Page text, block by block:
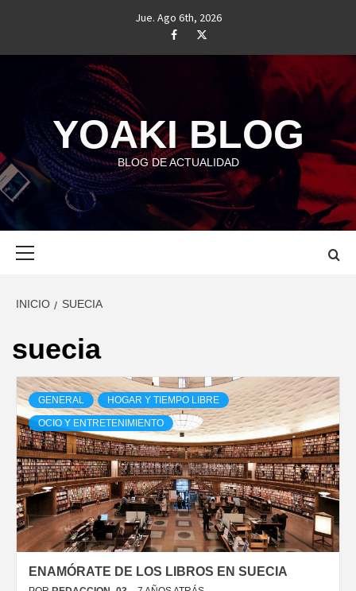
Jue. Ago 6th, 2026
#
#
YOAKI BLOG
BLOG DE ACTUALIDAD
INICIO SUECIA
suecia
GENERAL HOGAR Y TIEMPO LIBRE
OCIO Y ENTRETENIMIENTO
ENAMÓRATE DE LOS LIBROS EN SUECIA